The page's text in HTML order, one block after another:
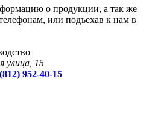
о продукции, а так же
или подъехав к нам в
улица, 15
952-40-15